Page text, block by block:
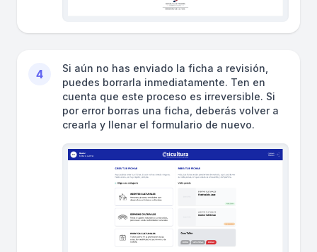
4
Si aún no has enviado la ficha a revisión,
puedes borrarla inmediatamente. Ten en
cuenta que este proceso es irreversible. Si
por error borras una ficha, deberás volver a
crearla y llenar el formulario de nuevo.